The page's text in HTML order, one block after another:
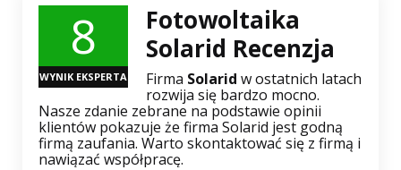
8
WYNIK EKSPERTA
Fotowoltaika
Solarid Recenzja
Firma Solarid w ostatnich latach
rozwija się bardzo mocno.
Nasze zdanie zebrane na podstawie opinii
klientów pokazuje że firma Solarid jest godną
firmą zaufania. Warto skontaktować się z firmą i
nawiązać współpracę.